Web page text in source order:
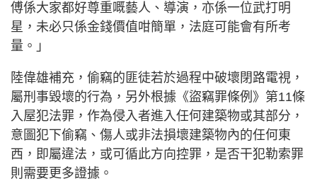
傅係大家都好尊重嘅藝人、導演，亦係一位武打明
星，未必只係金錢價值咁簡單，法庭可能會有所考
量。」
陸偉雄補充，偷竊的匪徒若於過程中破壞閉路電視，
屬刑事毀壞的行為，另外根據《盜竊罪條例》第11條
入屋犯法罪，作為侵入者進入任何建築物或其部分，
意圖犯下偷竊、傷人或非法損壞建築物內的任何東
西，即屬違法，或可循此方向控罪，是否干犯勒索罪
則需要更多證據。